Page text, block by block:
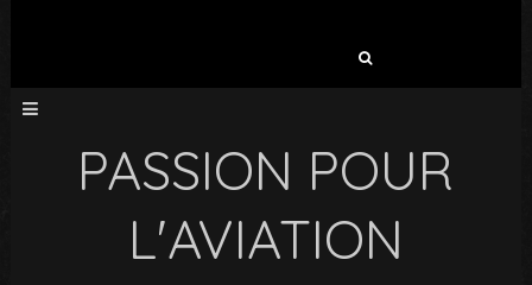
PASSION POUR
L'AVIATION